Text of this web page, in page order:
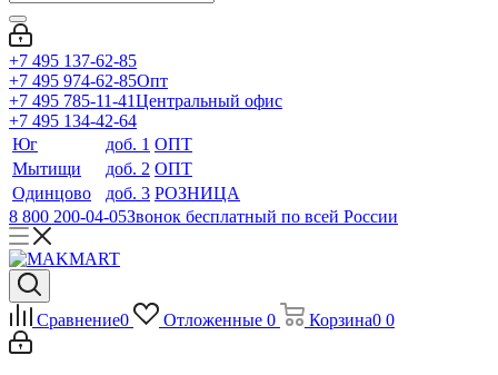
+7 495 137-62-85
+7 495 974-62-85Опт
+7 495 785-11-41Центральный офис
+7 495 134-42-64
Юг
доб. 1 ОПТ
Мытищи
доб. 2 ОПТ
Одинцово
доб. 3 РОЗНИЦА
8 800 200-04-05Звонок бесплатный по всей России
Сравнение0 Отложенные 0 Корзина0 0